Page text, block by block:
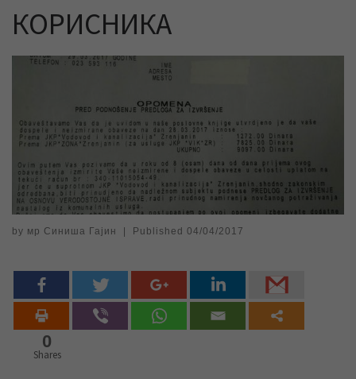
КОРИСНИКА
by мр Синиша Гајин Published 04/04/2017
0
Shares